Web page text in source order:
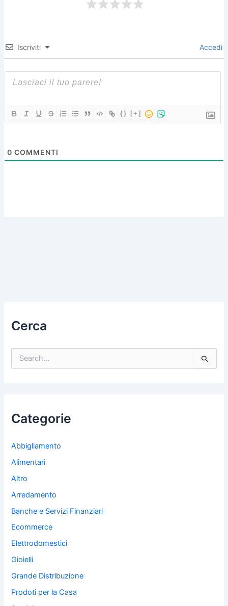
Iscriviti Accedi
{} [+]
0 COMMENTI
Cerca
Categorie
Abbigliamento
Alimentari
Altro
Arredamento
Banche e Servizi Finanziari
Ecommerce
Elettrodomestici
Gioielli
Grande Distribuzione
Prodoti per la Casa